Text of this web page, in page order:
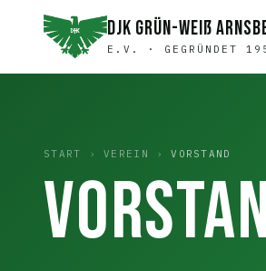
DJK Grün-Weiß
E.V. · GEGRÜNDET
START › VEREIN › VORSTAND